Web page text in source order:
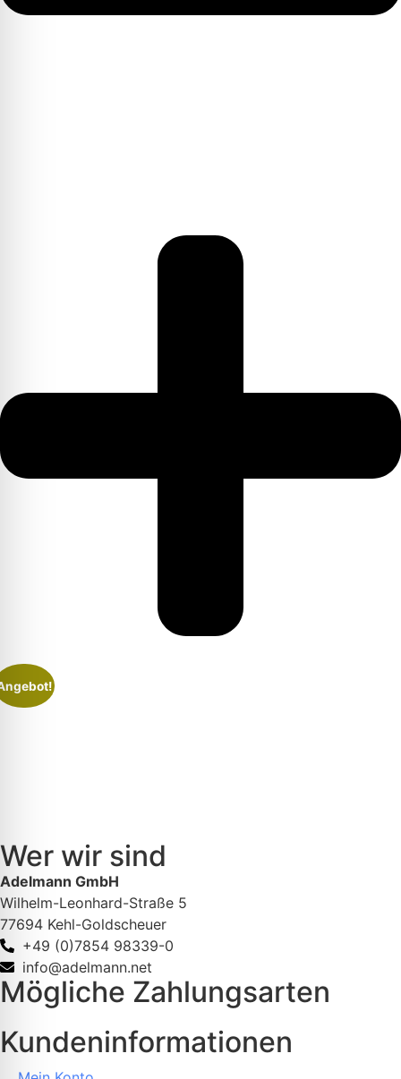
Wer wir sind
Adelmann GmbH
Wilhelm-Leonhard-Straße 5
77694 Kehl-Goldscheuer
+49 (0)7854 98339-0
info@adelmann.net
Mögliche Zahlungsarten
Kundeninformationen